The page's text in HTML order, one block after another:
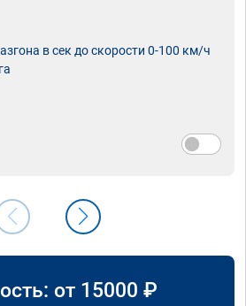
в сек до скорости 0-100 км/ч
от 15000 ₽